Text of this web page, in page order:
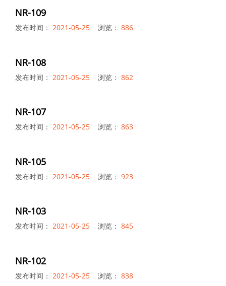
NR-109
发布时间： 2021-05-25 浏览： 886
NR-108
发布时间： 2021-05-25 浏览： 862
NR-107
发布时间： 2021-05-25 浏览： 863
NR-105
发布时间： 2021-05-25 浏览： 923
NR-103
发布时间： 2021-05-25 浏览： 845
NR-102
发布时间： 2021-05-25 浏览： 838